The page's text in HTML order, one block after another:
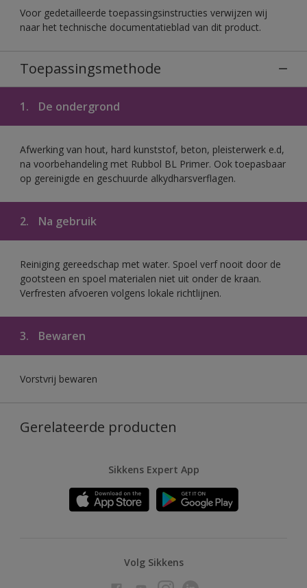
Voor gedetailleerde toepassingsinstructies verwijzen wij
naar het technische documentatieblad van dit product.
Toepassingsmethode
1. De ondergrond
Afwerking van hout, hard kunststof, beton, pleisterwerk e.d,
na voorbehandeling met Rubbol BL Primer. Ook toepasbaar
op gereinigde en geschuurde alkydharsverflagen.
2. Na gebruik
Reiniging gereedschap met water. Spoel verf nooit door de
gootsteen en spoel materialen niet uit onder de kraan.
Verfresten afvoeren volgens lokale richtlijnen.
3. Bewaren
Vorstvrij bewaren
Gerelateerde producten
Sikkens Expert App
Volg Sikkens